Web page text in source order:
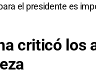
el presidente es
criticó los